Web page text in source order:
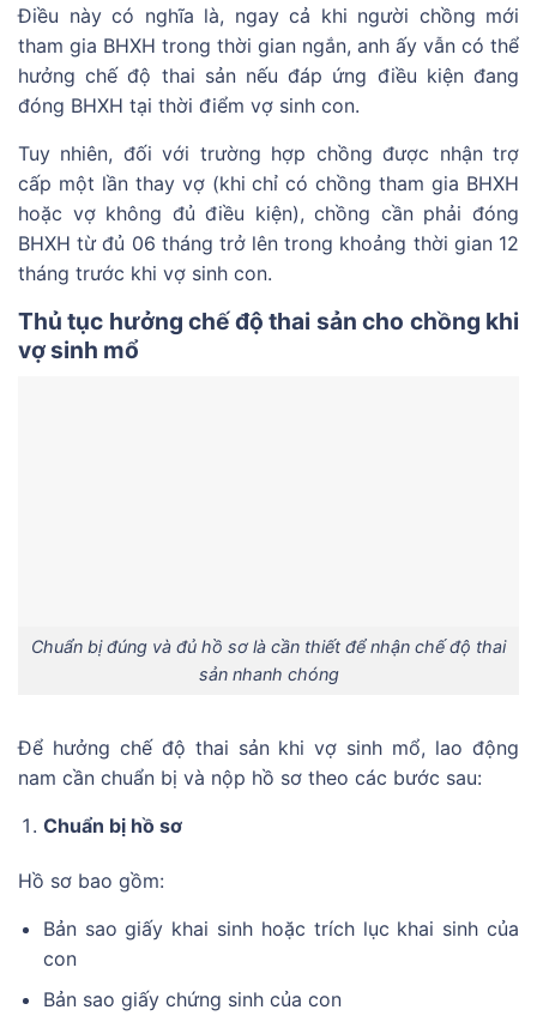
Điều này có nghĩa là, ngay cả khi người chồng mới
tham gia BHXH trong thời gian ngắn, anh ấy vẫn có thể
hưởng chế độ thai sản nếu đáp ứng điều kiện đang
đóng BHXH tại thời điểm vợ sinh con.
Tuy nhiên, đối với trường hợp chồng được nhận trợ
cấp một lần thay vợ (khi chỉ có chồng tham gia BHXH
hoặc vợ không đủ điều kiện), chồng cần phải đóng
BHXH từ đủ 06 tháng trở lên trong khoảng thời gian 12
tháng trước khi vợ sinh con.
Thủ tục hưởng chế độ thai sản cho chồng khi
vợ sinh mổ
Chuẩn bị đúng và đủ hồ sơ là cần thiết để nhận chế độ thai
sản nhanh chóng
Để hưởng chế độ thai sản khi vợ sinh mổ, lao động
nam cần chuẩn bị và nộp hồ sơ theo các bước sau:
Chuẩn bị hồ sơ
Hồ sơ bao gồm:
Bản sao giấy khai sinh hoặc trích lục khai sinh của
con
Bản sao giấy chứng sinh của con